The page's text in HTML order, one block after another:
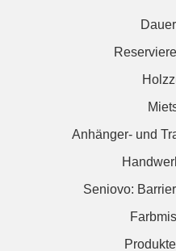
Anhänger- und
Seniovo: